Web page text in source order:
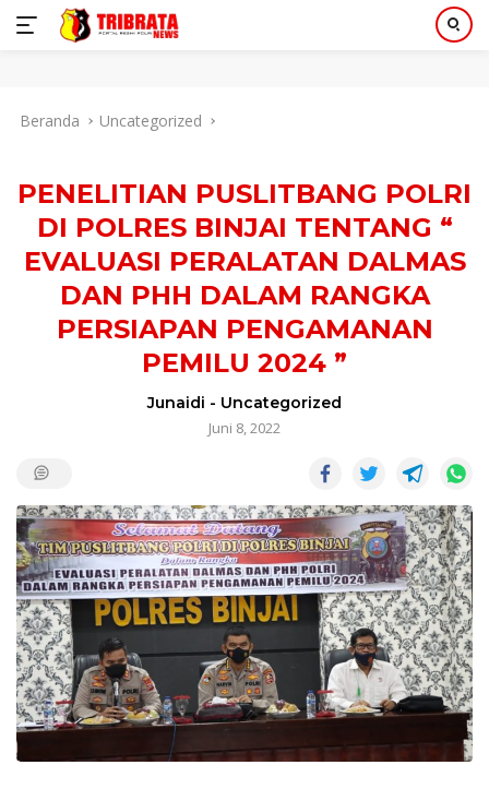
Beranda Uncategorized
PENELITIAN PUSLITBANG POLRI
DI POLRES BINJAI TENTANG “
EVALUASI PERALATAN DALMAS
DAN PHH DALAM RANGKA
PERSIAPAN PENGAMANAN
PEMILU 2024 ”
Junaidi - Uncategorized
Juni 8, 2022